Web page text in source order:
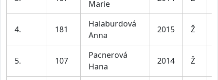
Marie
4. 181
Halaburdová
Anna
2015 Ž
5. 107
Pacnerová
Hana
2014 Ž